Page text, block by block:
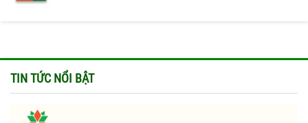
TIN TỨC NỔI BẬT